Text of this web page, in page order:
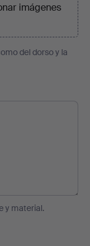
imágenes
del dorso y la
y material.